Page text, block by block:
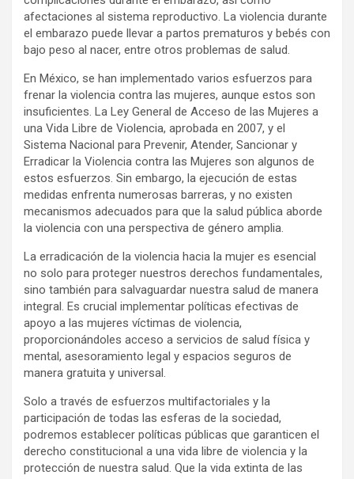
afectaciones al sistema reproductivo. La violencia durante
el embarazo puede llevar a partos prematuros y bebés con
bajo peso al nacer, entre otros problemas de salud.
En México, se han implementado varios esfuerzos para
frenar la violencia contra las mujeres, aunque estos son
insuficientes. La Ley General de Acceso de las Mujeres a
una Vida Libre de Violencia, aprobada en 2007, y el
Sistema Nacional para Prevenir, Atender, Sancionar y
Erradicar la Violencia contra las Mujeres son algunos de
estos esfuerzos. Sin embargo, la ejecución de estas
medidas enfrenta numerosas barreras, y no existen
mecanismos adecuados para que la salud pública aborde
la violencia con una perspectiva de género amplia.
La erradicación de la violencia hacia la mujer es esencial
no solo para proteger nuestros derechos fundamentales,
sino también para salvaguardar nuestra salud de manera
integral. Es crucial implementar políticas efectivas de
apoyo a las mujeres víctimas de violencia,
proporcionándoles acceso a servicios de salud física y
mental, asesoramiento legal y espacios seguros de
manera gratuita y universal.
Solo a través de esfuerzos multifactoriales y la
participación de todas las esferas de la sociedad,
podremos establecer políticas públicas que garanticen el
derecho constitucional a una vida libre de violencia y la
protección de nuestra salud. Que la vida extinta de las